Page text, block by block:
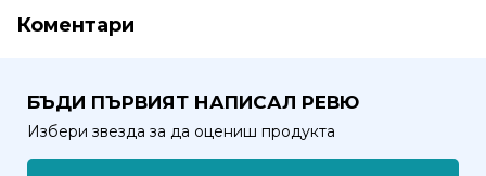
за
“бисквитки”
(Cookie)
Коментари
БЪДИ ПЪРВИЯТ НАПИСАЛ РЕВЮ
Избери звезда за да оцениш продукта